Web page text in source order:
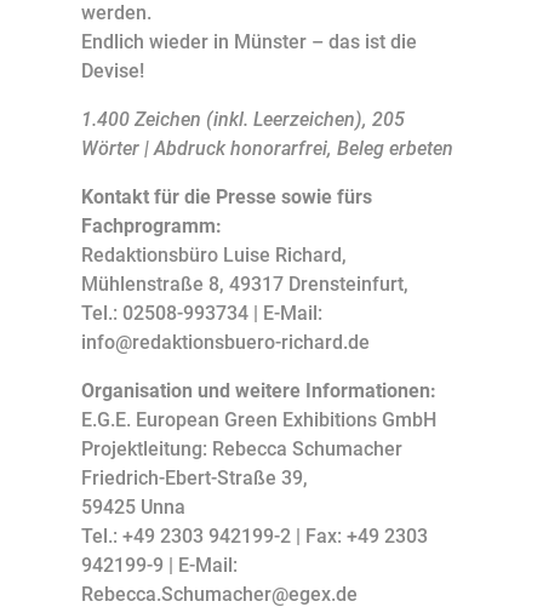
werden.
Endlich wieder in Münster – das ist die
Devise!
1.400 Zeichen (inkl. Leerzeichen), 205
Wörter | Abdruck honorarfrei, Beleg erbeten
Kontakt für die Presse sowie fürs
Fachprogramm:
Redaktionsbüro Luise Richard,
Mühlenstraße 8, 49317 Drensteinfurt,
Tel.: 02508-993734 | E-Mail:
info@redaktionsbuero-richard.de
Organisation und weitere Informationen:
E.G.E. European Green Exhibitions GmbH
Projektleitung: Rebecca Schumacher
Friedrich-Ebert-Straße 39,
59425 Unna
Tel.: +49 2303 942199-2 | Fax: +49 2303
942199-9 | E-Mail:
Rebecca.Schumacher@egex.de